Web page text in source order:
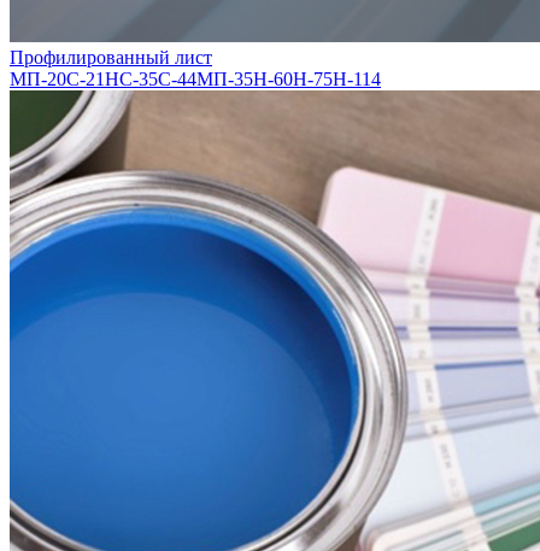
Профилированный лист
МП-20С-21НС-35С-44МП-35Н-60Н-75Н-114